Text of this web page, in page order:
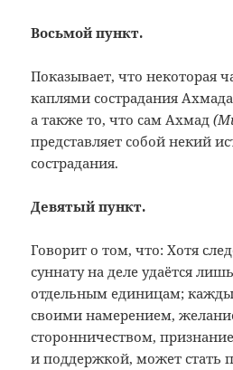
Восьмой пункт.
Показывает, что некоторая
каплями сострадания
а также то, что сам Ахмад
представляет собой некий
сострадания.
Девятый пункт.
Говорит о том, что: Хотя
суннату на деле удаётся
отдельным единицам;
своими намерением,
сторонничеством,
и поддержкой, может стать